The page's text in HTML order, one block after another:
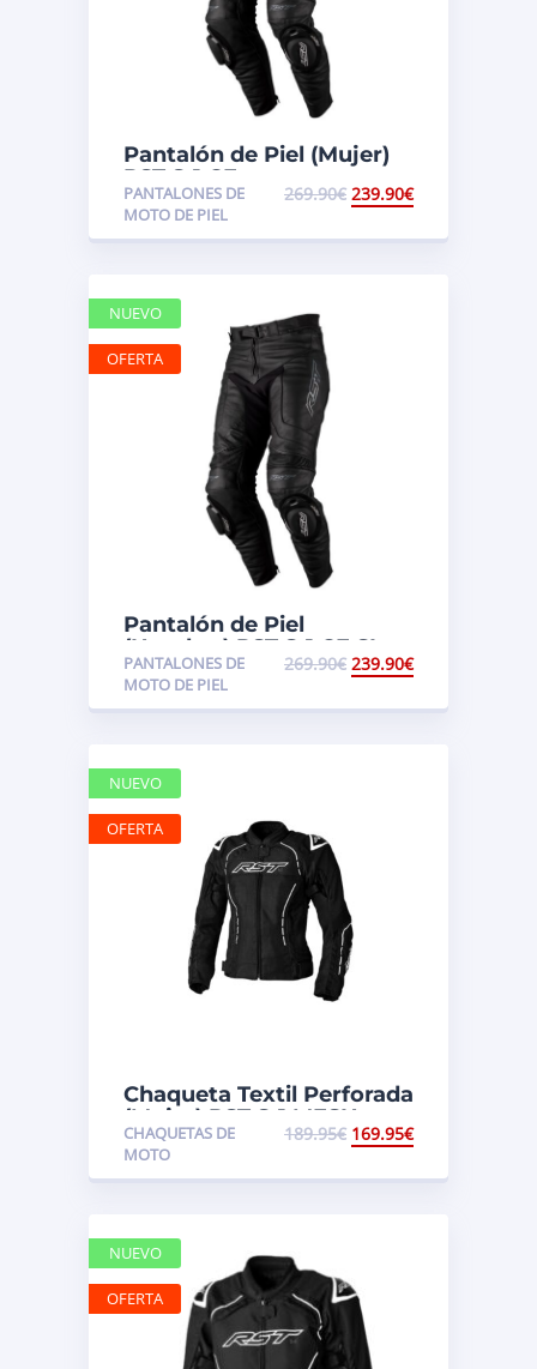
Pantalón de Piel (Mujer)
RST S-1 CE
PANTALONES DE
MOTO DE PIEL
269.90€ 239.90€
Pantalón de Piel
(Hombre) RST S-1 CE SL
PANTALONES DE
MOTO DE PIEL
269.90€ 239.90€
NUEVO
OFERTA
Chaqueta Textil Perforada
(Mujer) RST S-1 MESH
CHAQUETAS DE
MOTO
189.95€ 169.95€
NUEVO
OFERTA
NUEVO
OFERTA